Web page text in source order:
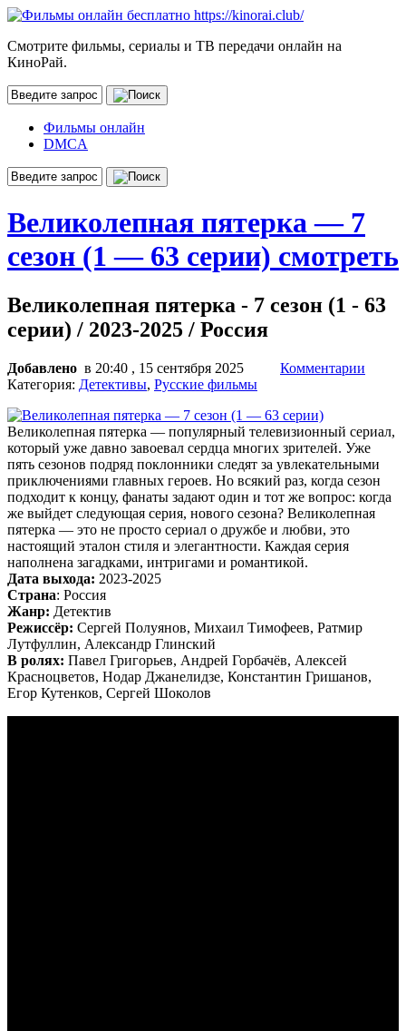
Смотрите фильмы, сериалы и ТВ передачи онлайн на
КиноРай.
Фильмы онлайн
DMCA
Великолепная пятерка — 7
сезон (1 — 63 серии) смотреть
Великолепная пятерка - 7 сезон (1 - 63
серии) / 2023-2025 / Россия
Добавлено в 20:40 , 15 сентября 2025
Комментарии
Категория: Детективы, Русские фильмы
Великолепная пятерка — популярный телевизионный сериал,
который уже давно завоевал сердца многих зрителей. Уже
пять сезонов подряд поклонники следят за увлекательными
приключениями главных героев. Но всякий раз, когда сезон
подходит к концу, фанаты задают один и тот же вопрос: когда
же выйдет следующая серия, нового сезона? Великолепная
пятерка — это не просто сериал о дружбе и любви, это
настоящий эталон стиля и элегантности. Каждая серия
наполнена загадками, интригами и романтикой.
Дата выхода: 2023-2025
Страна: Россия
Жанр: Детектив
Режиссёр: Сергей Полуянов, Михаил Тимофеев, Ратмир
Лутфуллин, Александр Глинский
В ролях: Павел Григорьев, Андрей Горбачёв, Алексей
Красноцветов, Нодар Джанелидзе, Константин Гришанов,
Егор Кутенков, Сергей Шоколов